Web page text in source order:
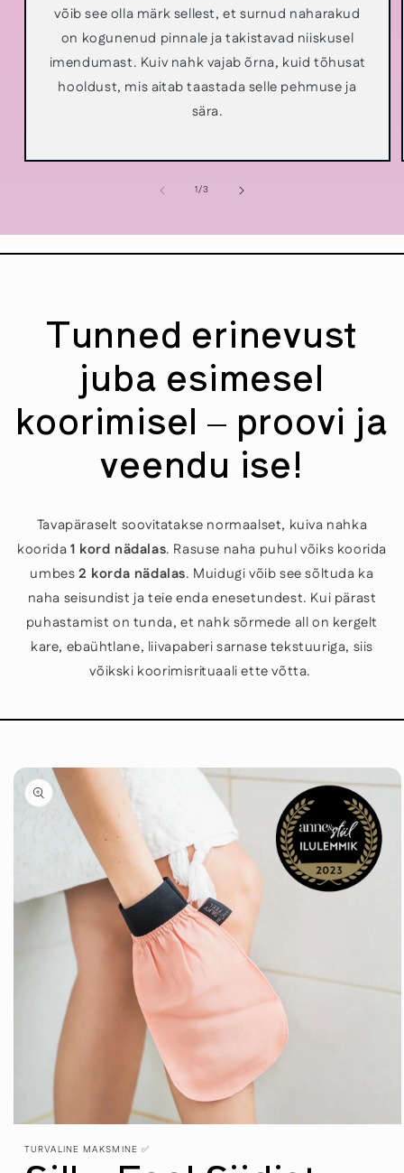
võib see olla märk sellest, et surnud naharakud
on kogunenud pinnale ja takistavad niiskusel
imendumast. Kuiv nahk vajab õrna, kuid tõhusat
hooldust, mis aitab taastada selle pehmuse ja
sära.
1/3
Tunned erinevust
juba esimesel
koorimisel – proovi ja
veendu ise!
Tavapäraselt soovitatakse normaalset, kuiva nahka
koorida1 kord nädalas. Rasuse naha puhul võiks koorida
umbes2 korda nädalas. Muidugi võib see sõltuda ka
naha seisundist ja teie enda enesetundest. Kui pärast
puhastamist on tunda, et nahk sõrmede all on kergelt
kare, ebaühtlane, liivapaberi sarnase tekstuuriga, siis
võikski koorimisrituaali ette võtta.
Jäta
tooteinfo
vahele
TURVALINE MAKSMINE ✅